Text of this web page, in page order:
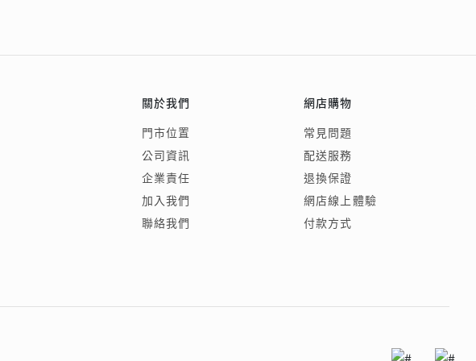
關於我們
門市位置
公司資訊
企業責任
加入我們
聯絡我們
網店購物
常見問題
配送服務
退換保證
網店線上體驗
付款方式